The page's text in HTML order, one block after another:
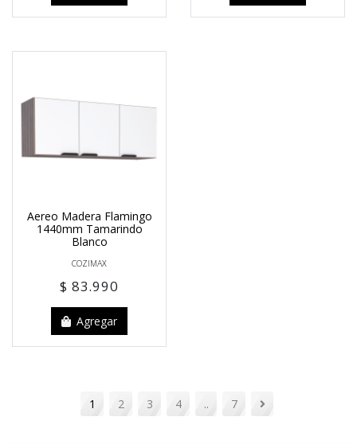
Aereo Madera Flamingo
1440mm Tamarindo
Blanco
COZIMAX
$ 83.990
Agregar
1 2 3 4 .. 7